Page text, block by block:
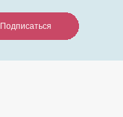
Подписаться
Подписаться
Подписаться